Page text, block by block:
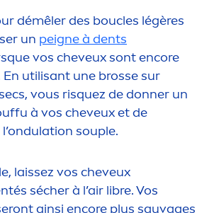
démêler des boucles légères
un peigne à dents
vos cheveux sont encore
En utilisant une brosse sur
vous risquez de donner un
à vos cheveux et de
souple.
laissez vos cheveux
sécher à l’air libre. Vos
ainsi encore plus sauvages